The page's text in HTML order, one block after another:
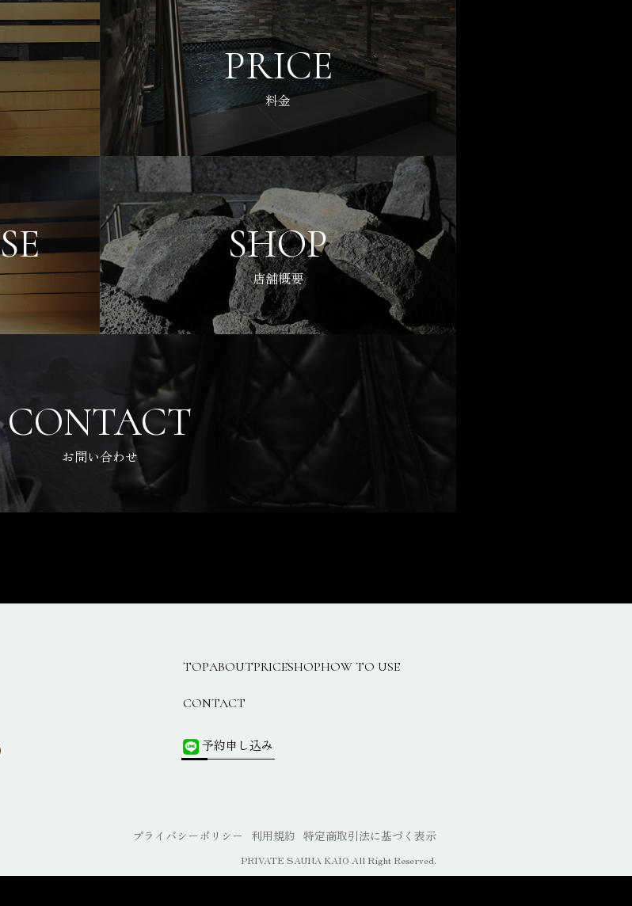
PRICE
料金
SHOP
店舗概要
CONTACT
お問い合わせ
TOPABOUTPRICESHOPHOW TO USE
CONTACT
予約申し込み
プライバシーポリシー 利用規約 特定商取引法に基づく表示
PRIVATE SAUNA KAIO All Right Reserved.